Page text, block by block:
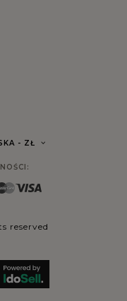
- ZŁ
reserved